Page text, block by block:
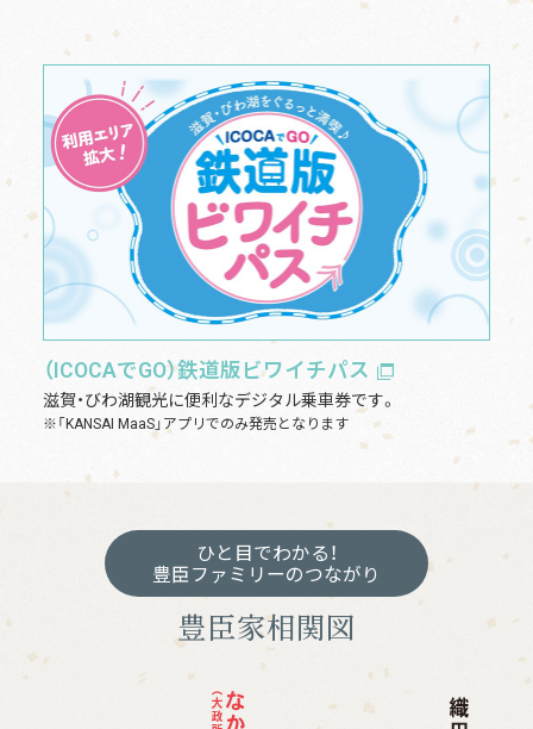
（ICOCAでGO）鉄道版ビワイチパス
滋賀・びわ湖観光に便利なデジタル乗車券です。
※「KANSAI MaaS」アプリでのみ発売となります
ひと目でわかる！
豊臣ファミリーのつながり
豊臣家相関図